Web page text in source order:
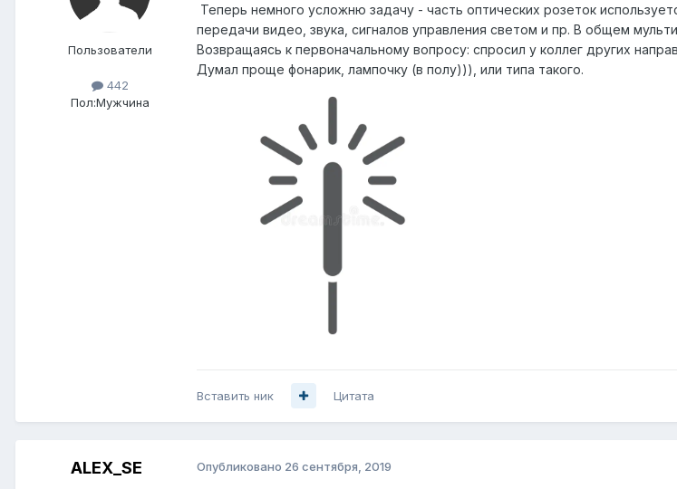
Пользователи
442
Пол:Мужчина
Теперь немного усложню задачу - часть оптических розеток
передачи видео, звука, сигналов управления светом и пр. В общем
Возвращаясь к первоначальному вопросу: спросил у коллег других
Думал проще фонарик, лампочку (в полу))), или типа такого.
Вставить ник Цитата
ALEX_SE Опубликовано 26 сентября, 2019